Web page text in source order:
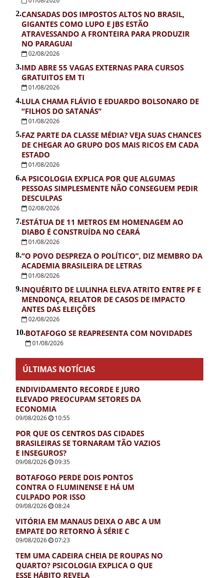
2.CANSADAS DOS IMPOSTOS ALTOS NO BRASIL,
GIGANTES COMO LUPO E JBS ESTÃO
ATRAVESSANDO A FRONTEIRA PARA PRODUZIR
NO PARAGUAI
02/08/2026
3.IMD ABRE 55 VAGAS EXTERNAS PARA CURSOS
GRATUITOS EM TI
01/08/2026
4.LULA CHAMA FLÁVIO E EDUARDO BOLSONARO DE
“FILHOS DO SATANÁS”
01/08/2026
5.FAZ PARTE DA CLASSE MÉDIA? VEJA SUAS CHANCES
DE CHEGAR AO GRUPO DOS MAIS RICOS EM CADA
ESTADO
01/08/2026
6.A PSICOLOGIA EXPLICA POR QUE ALGUMAS
PESSOAS SIMPLESMENTE NÃO CONSEGUEM PEDIR
DESCULPAS
02/08/2026
7.ESTÁTUA DE 11 METROS EM HOMENAGEM AO
DIABO É CONSTRUÍDA NO CEARÁ
01/08/2026
8.“O POVO DESPREZA O POLÍTICO”, DIZ MEMBRO DA
ACADEMIA BRASILEIRA DE LETRAS
01/08/2026
9.INQUÉRITO DE LULINHA ELEVA ATRITO ENTRE PF E
MENDONÇA, RELATOR DE CASOS DE IMPACTO
ANTES DAS ELEIÇÕES
02/08/2026
10.BOTAFOGO SE REAPRESENTA COM NOVIDADES
01/08/2026
ÚLTIMAS NOTÍCIAS
ENDIVIDAMENTO RECORDE E JURO
ELEVADO PREOCUPAM SETORES DA
ECONOMIA
09/08/2026 10:55
POR QUE OS CENTROS DAS CIDADES
BRASILEIRAS SE TORNARAM TÃO VAZIOS
E INSEGUROS?
09/08/2026 09:35
BOTAFOGO PERDE DOIS PONTOS
CONTRA O FLUMINENSE E HÁ UM
CULPADO POR ISSO
09/08/2026 08:24
VITÓRIA EM MANAUS DEIXA O ABC A UM
EMPATE DO RETORNO À SÉRIE C
09/08/2026 07:23
TEM UMA CADEIRA CHEIA DE ROUPAS NO
QUARTO? PSICOLOGIA EXPLICA O QUE
ESSE HÁBITO REVELA